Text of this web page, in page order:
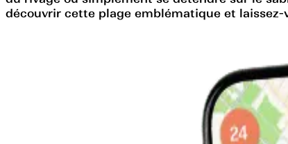
découvrir cette plage emblématique et